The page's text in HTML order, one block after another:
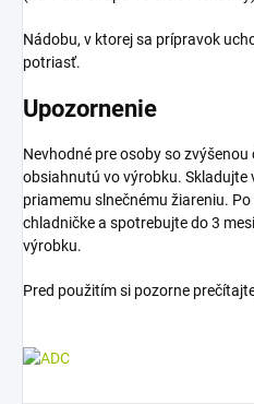
Nádobu, v ktorej sa prípravok
potriasť.
Upozornenie
Nevhodné pre osoby so
obsiahnutú vo výrobku. Skladujte
priamemu slnečnému žiareniu.
chladničke a spotrebujte do 3
výrobku.
Pred použitím si pozorne